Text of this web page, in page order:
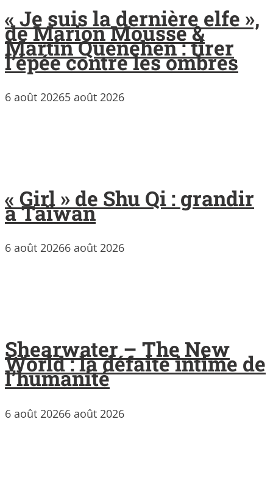
« Je suis la dernière elfe »,
de Marion Mousse &
Martin Quenehen : tirer
l’épée contre les ombres
6 août 20265 août 2026
« Girl » de Shu Qi : grandir
à Taïwan
6 août 20266 août 2026
Shearwater – The New
World : la défaite intime de
l’humanité
6 août 20266 août 2026